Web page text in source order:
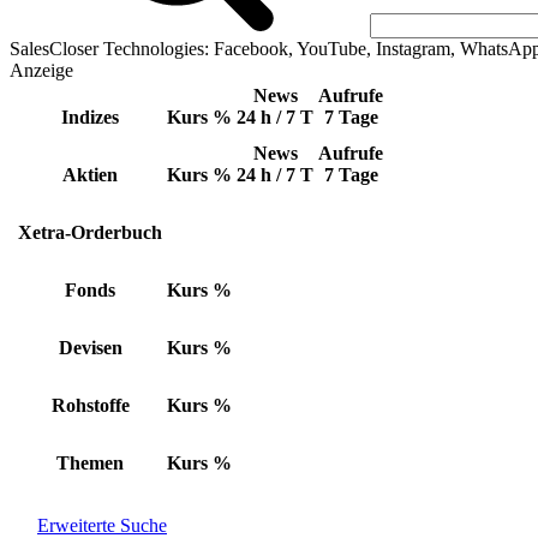
SalesCloser Technologies: Facebook, YouTube, Instagram,
Anzeige
Indizes Kurs %
News
24 h / 7 T
Aufrufe
7 Tage
Aktien Kurs %
News
24 h / 7 T
Aufrufe
7 Tage
Xetra-Orderbuch
Fonds Kurs %
Devisen Kurs %
Rohstoffe Kurs %
Themen Kurs %
Erweiterte Suche